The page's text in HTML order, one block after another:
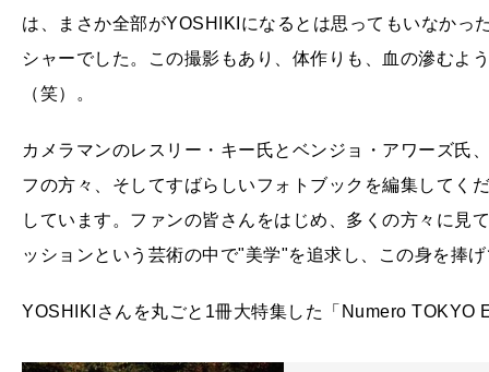
は、まさか全部がYOSHIKIになるとは思ってもいなかっ
シャーでした。この撮影もあり、体作りも、血の滲むよ
（笑）。
カメラマンのレスリー・キー氏とベンジョ・アワーズ氏
フの方々、そしてすばらしいフォトブックを編集してく
しています。ファンの皆さんをはじめ、多くの方々に見
ッションという芸術の中で"美学"を追求し、この身を捧
YOSHIKIさんを丸ごと1冊大特集した「Numero TOKYO